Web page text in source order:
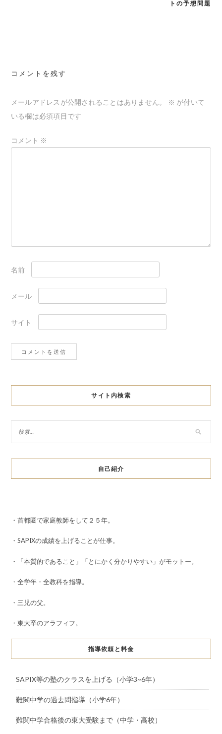
シ
ョ
トの予想問題
コメントを残す
メールアドレスが公開されることはありません。 ※ が付いて
いる欄は必須項目です
コメント ※
名前
メール
サイト
サイト内検索
自己紹介
・首都圏で家庭教師をして２５年。
・SAPIXの成績を上げることが仕事。
・「本質的であること」「とにかく分かりやすい」がモットー。
・全学年・全教科を指導。
・三児の父。
・東大卒のアラフィフ。
指導依頼と料金
SAPIX等の塾のクラスを上げる（小学3~6年）
難関中学の過去問指導（小学6年）
難関中学合格後の東大受験まで（中学・高校）